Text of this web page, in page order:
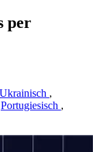
per
Ukrainisch ,
Portugiesisch ,